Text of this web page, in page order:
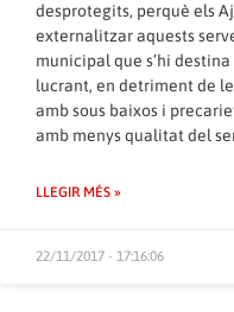
desprotegits, perquè els
externalitzar aquests
municipal que s’hi
lucrant, en detriment de
amb sous baixos i
amb menys qualitat del
LLEGIR MÉS »
22/11/2017 - 17:16:06